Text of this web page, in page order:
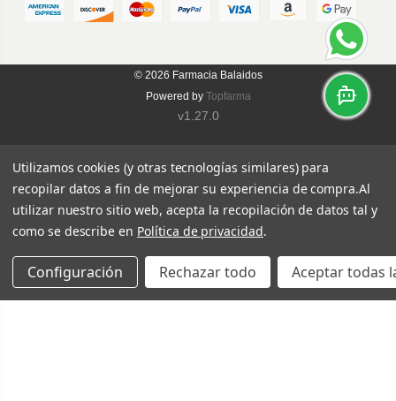
© 2026 Farmacia Balaidos
Powered by Topfarma
v1.27.0
Utilizamos cookies (y otras tecnologías similares) para
recopilar datos a fin de mejorar su experiencia de compra.Al
utilizar nuestro sitio web, acepta la recopilación de datos tal y
como se describe en Política de privacidad.
Configuración Rechazar todo Aceptar todas